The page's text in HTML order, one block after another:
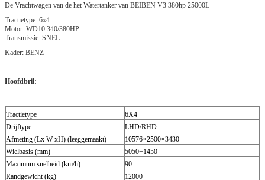
De Vrachtwagen van de het Watertanker van BEIBEN V3 380hp 25000L
Tractietype: 6x4
Motor: WD10 340/380HP
Transmissie: SNEL
Kader: BENZ
Hoofdbril:
Tractietype
6X4
Drijftype
LHD/RHD
Afmeting (Lx W xH) (leeggemaakt)
10576×2500×3430
Wielbasis (mm)
5050+1450
Maximum snelheid (km/h)
90
Randgewicht (kg)
12000